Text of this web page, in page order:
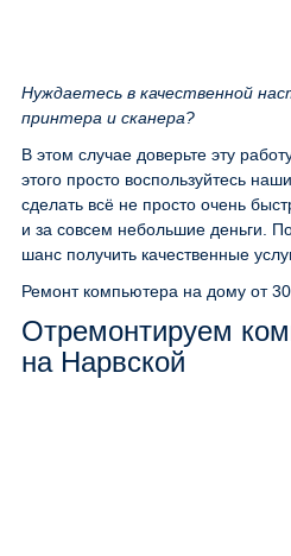
Нуждаетесь в качественной
принтера и сканера?
В этом случае доверьте эту
этого просто воспользуйтесь
сделать всё не просто очень
и за совсем небольшие деньги.
шанс получить качественные
Ремонт компьютера на дому от
Отремонтируем
на Нарвской